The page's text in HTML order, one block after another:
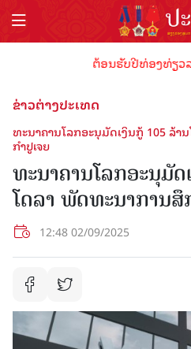
ຕ້ອນຮັບປີທ່ອງທ່ຽວລ
ຂ່າວຕ່າງປະເທດ
ທະນາຄານໂລກອະນຸມັດເງິນກູ້ 105 ລ້າ
ກຳປູເຈຍ
ທະນາຄານໂລກອະນຸມັ
ໂດລາ ພັດທະນາການສຶ
12:48 02/09/2025